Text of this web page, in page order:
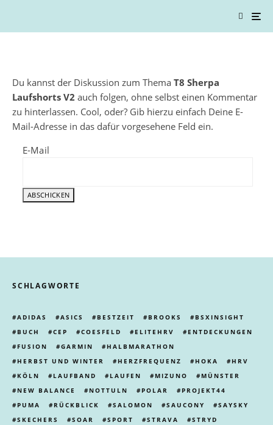
Du kannst der Diskussion zum Thema T8 Sherpa
Laufshorts V2 auch folgen, ohne selbst einen Kommentar
zu hinterlassen. Cool, oder? Gib hierzu einfach Deine E-
Mail-Adresse in das dafür vorgesehene Feld ein.
E-Mail
SCHLAGWORTE
ADIDAS ASICS BESTZEIT BROOKS
BSXINSIGHT
BUCH
CEP COESFELD ELITEHRV
ENTDECKUNGEN
FUSION
GARMIN
HALBMARATHON
HERBST UND WINTER
HERZFREQUENZ HOKA
HRV
KÖLN
LAUFBAND LAUFEN MIZUNO
MÜNSTER
NEW BALANCE
NOTTULN POLAR
PROJEKT44
PUMA
RÜCKBLICK SALOMON SAUCONY
SAYSKY
SKECHERS
SOAR SPORT STRAVA
STRYD